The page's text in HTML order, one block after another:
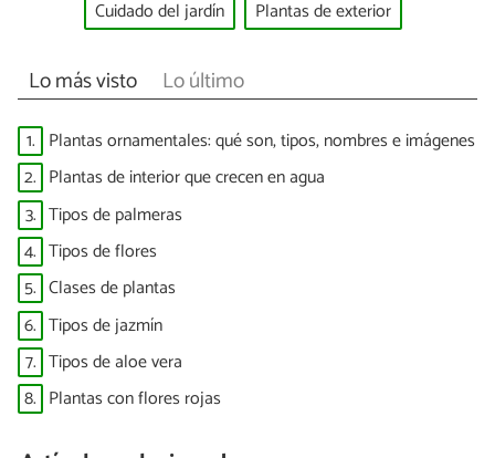
Cuidado del jardín
Plantas de exterior
Lo más visto Lo último
1. Plantas ornamentales: qué son, tipos, nombres e imágenes
2. Plantas de interior que crecen en agua
3. Tipos de palmeras
4. Tipos de flores
5. Clases de plantas
6. Tipos de jazmín
7. Tipos de aloe vera
8. Plantas con flores rojas